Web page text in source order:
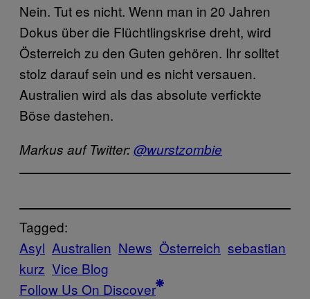
Nein. Tut es nicht. Wenn man in 20 Jahren
Dokus über die Flüchtlingskrise dreht, wird
Österreich zu den Guten gehören. Ihr solltet
stolz darauf sein und es nicht versauen.
Australien wird als das absolute verfickte
Böse dastehen.
Markus auf Twitter:@wurstzombie
Tagged:
Asyl Australien News Österreich sebastian
kurz Vice Blog
Follow Us On Discover